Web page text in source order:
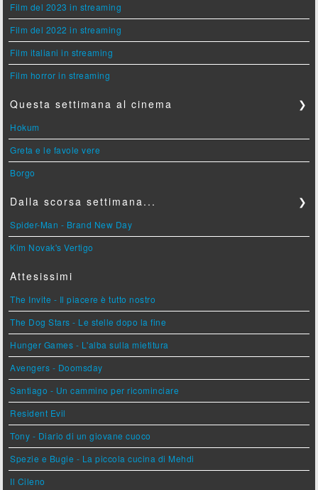
Film del 2023 in streaming
Film del 2022 in streaming
Film italiani in streaming
Film horror in streaming
Questa settimana al cinema ❯
Hokum
Greta e le favole vere
Borgo
Dalla scorsa settimana... ❯
Spider-Man - Brand New Day
Kim Novak's Vertigo
Attesissimi
The Invite - Il piacere è tutto nostro
The Dog Stars - Le stelle dopo la fine
Hunger Games - L'alba sulla mietitura
Avengers - Doomsday
Santiago - Un cammino per ricominciare
Resident Evil
Tony - Diario di un giovane cuoco
Spezie e Bugie - La piccola cucina di Mehdi
Il Cileno